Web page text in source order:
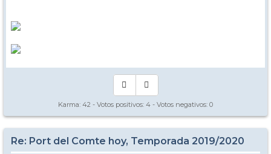
Karma: 42 - Votos positivos: 4 - Votos negativos: 0
Re: Port del Comte hoy, Temporada 2019/2020